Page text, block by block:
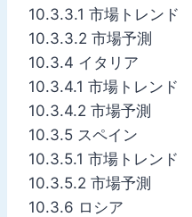
10.3.3.1 市場トレンド
10.3.3.2 市場予測
10.3.4 イタリア
10.3.4.1 市場トレンド
10.3.4.2 市場予測
10.3.5 スペイン
10.3.5.1 市場トレンド
10.3.5.2 市場予測
10.3.6 ロシア